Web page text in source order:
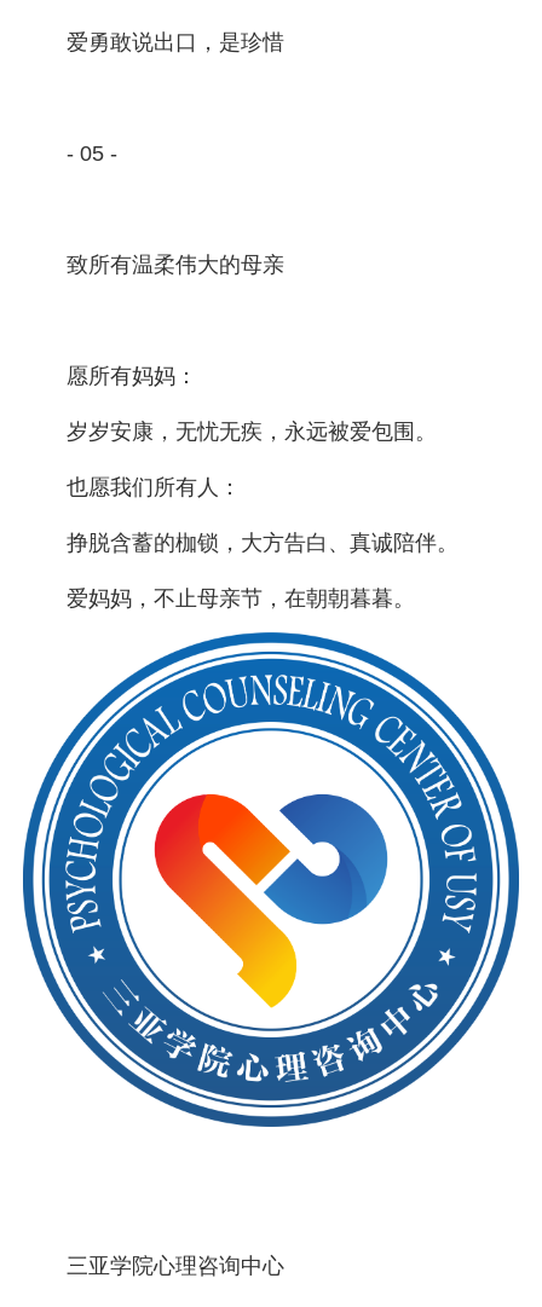
爱勇敢说出口，是珍惜
- 05 -
致所有温柔伟大的母亲
愿所有妈妈：
岁岁安康，无忧无疾，永远被爱包围。
也愿我们所有人：
挣脱含蓄的枷锁，大方告白、真诚陪伴。
爱妈妈，不止母亲节，在朝朝暮暮。
三亚学院心理咨询中心